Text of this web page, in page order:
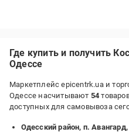
Где купить и получить
Одессе
Маркетплейс epicentrk.ua и
Одессе насчитывают 54
доступных для самовывоза
Одесский район, п.